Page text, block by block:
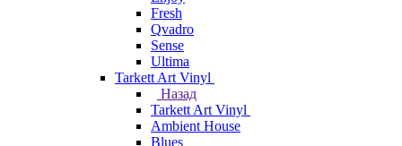
Fresh
Qvadro
Sense
Ultima
Tarkett Art Vinyl
Назад
Tarkett Art Vinyl
Ambient House
Blues